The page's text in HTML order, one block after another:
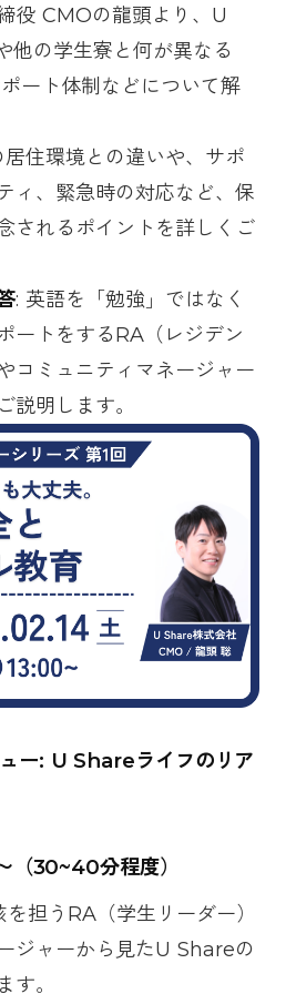
役 CMOの龍頭より、U
他の学生寮と何が異なる
ート体制などについて解
居住環境との違いや、サポ
ィ、緊急時の対応など、保
されるポイントを詳しくご
: 英語を「勉強」ではなく
ートをするRA（レジデン
コミュニティマネージャー
説明します。
ー: U Shareライフのリア
30~40分程度）
担うRA（学生リーダー）
ジャーから見たU Shareの
す。